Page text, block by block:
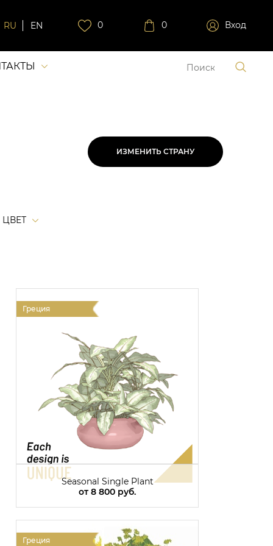
RU EN 0 0 Вход
ИЗМЕНИТЬ СТРАНУ
ЦВЕТ
Греция
Seasonal Single Plant
от8 800 руб.
Греция